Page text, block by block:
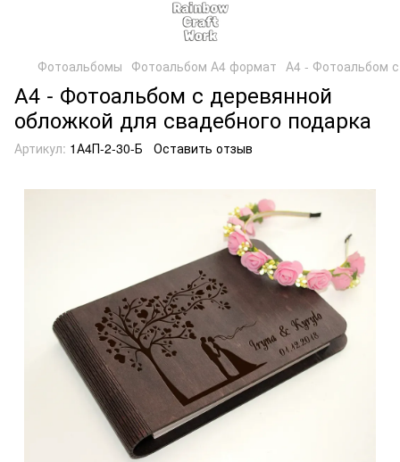
Фотоальбомы Фотоальбом А4 формат А4 - Фотоальбом
А4 - Фотоальбом с деревянной
обложкой для свадебного подарка
Артикул: 1А4П-2-30-Б Оставить отзыв